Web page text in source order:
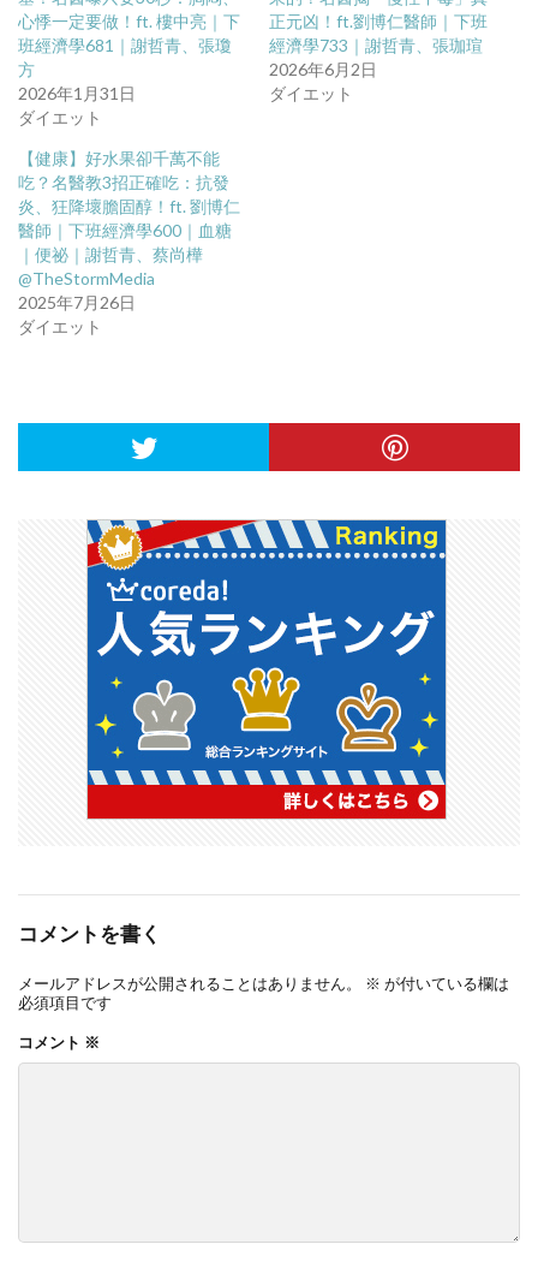
心悸一定要做！ft. 樓中亮｜下
班經濟學681｜謝哲青、張瓊
方
2026年1月31日
ダイエット
正元凶！ft.劉博仁醫師｜下班
經濟學733｜謝哲青、張珈瑄
2026年6月2日
ダイエット
【健康】好水果卻千萬不能
吃？名醫教3招正確吃：抗發
炎、狂降壞膽固醇！ft. 劉博仁
醫師｜下班經濟學600｜血糖
｜便祕｜謝哲青、蔡尚樺
@TheStormMedia
2025年7月26日
ダイエット
コメントを書く
メールアドレスが公開されることはありません。 ※ が付いている欄は
必須項目です
コメント ※